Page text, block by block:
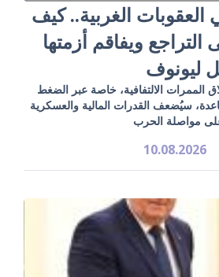
الغربية.. كيف
ويفاقم أزمتها
ليونوف
الممرات الالتفافية، خاصة عبر الضغط
سيُضعف القدرات المالية والعسكرية
مواصلة الحرب
10.08.2026